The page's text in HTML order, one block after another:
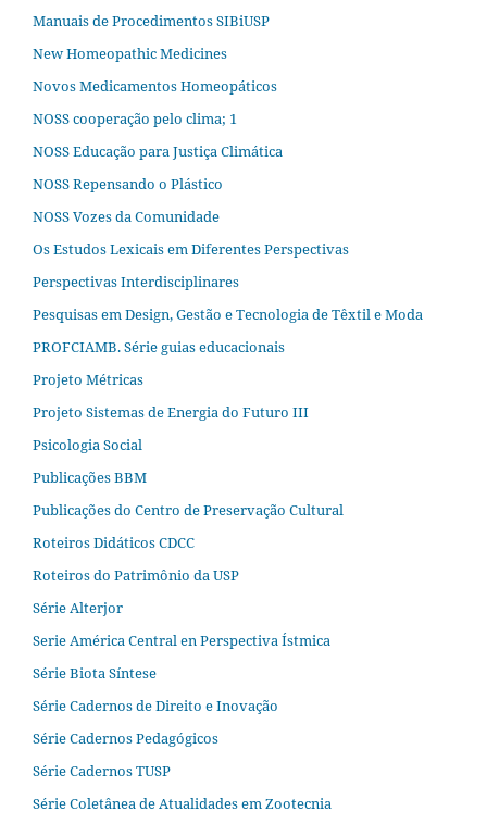
Manuais de Procedimentos SIBiUSP
New Homeopathic Medicines
Novos Medicamentos Homeopáticos
NOSS cooperação pelo clima; 1
NOSS Educação para Justiça Climática
NOSS Repensando o Plástico
NOSS Vozes da Comunidade
Os Estudos Lexicais em Diferentes Perspectivas
Perspectivas Interdisciplinares
Pesquisas em Design, Gestão e Tecnologia de Têxtil e Moda
PROFCIAMB. Série guias educacionais
Projeto Métricas
Projeto Sistemas de Energia do Futuro III
Psicologia Social
Publicações BBM
Publicações do Centro de Preservação Cultural
Roteiros Didáticos CDCC
Roteiros do Patrimônio da USP
Série Alterjor
Serie América Central en Perspectiva Ístmica
Série Biota Síntese
Série Cadernos de Direito e Inovação
Série Cadernos Pedagógicos
Série Cadernos TUSP
Série Coletânea de Atualidades em Zootecnia